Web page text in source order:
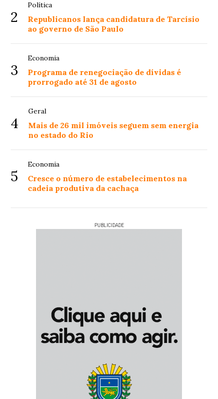
2
Política
Republicanos lança candidatura de Tarcísio
ao governo de São Paulo
3
Economia
Programa de renegociação de dívidas é
prorrogado até 31 de agosto
4
Geral
Mais de 26 mil imóveis seguem sem energia
no estado do Rio
5
Economia
Cresce o número de estabelecimentos na
cadeia produtiva da cachaça
PUBLICIDADE